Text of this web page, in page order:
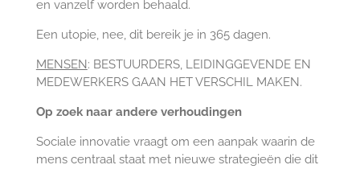
en vanzelf worden behaald.
Een utopie, nee, dit bereik je in 365 dagen.
MENSEN: BESTUURDERS, LEIDINGGEVENDE EN
MEDEWERKERS GAAN HET VERSCHIL MAKEN.
Op zoek naar andere verhoudingen
Sociale innovatie vraagt om een aanpak waarin de
mens centraal staat met nieuwe strategieën die dit